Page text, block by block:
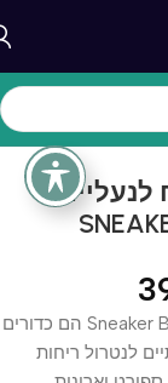
לנעליים –
כדורי ריח Sneaker Balls הם כדורים
לנטרול ריחות